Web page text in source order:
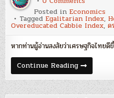
ของ
การ
ออม
ภาค
ครัว
เรือน
ชี้
วัด
เศรษฐกิจ
ที่
น่า
สนใจ
–
ดร.โชติ
ชัย
สุ
วรรณ
าภ
Posted inEconomics
TaggedEgalitarian Index,
Overeducated Cabbie Index, ด
หากท่านผู้อ่านสงสัยว่าเศรษฐกิจไทย
Continue Readingตัว
ชี้
วัด
เศรษฐกิจ
ที่